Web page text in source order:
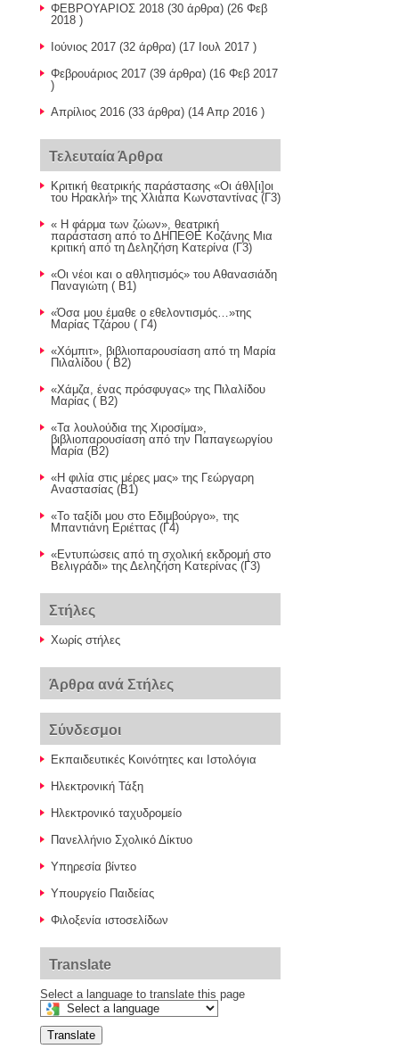
ΦΕΒΡΟΥΑΡΙΟΣ 2018 (30 άρθρα) (26 Φεβ
2018 )
Ιούνιος 2017 (32 άρθρα) (17 Ιουλ 2017 )
Φεβρουάριος 2017 (39 άρθρα) (16 Φεβ 2017
)
Απρίλιος 2016 (33 άρθρα) (14 Απρ 2016 )
Τελευταία Άρθρα
Κριτική θεατρικής παράστασης «Οι άθλ[ι]οι
του Ηρακλή» της Χλιάπα Κωνσταντίνας (Γ3)
« Η φάρμα των ζώων», θεατρική
παράσταση από το ΔΗΠΕΘΕ Κοζάνης Μια
κριτική από τη Δεληζήση Κατερίνα (Γ3)
«Οι νέοι και ο αθλητισμός» του Αθανασιάδη
Παναγιώτη ( Β1)
«Όσα μου έμαθε ο εθελοντισμός…»της
Μαρίας Τζάρου ( Γ4)
«Χόμπιτ», βιβλιοπαρουσίαση από τη Μαρία
Πιλαλίδου ( Β2)
«Χάμζα, ένας πρόσφυγας» της Πιλαλίδου
Μαρίας ( Β2)
«Τα λουλούδια της Χιροσίμα»,
βιβλιοπαρουσίαση από την Παπαγεωργίου
Μαρία (Β2)
«Η φιλία στις μέρες μας» της Γεώργαρη
Αναστασίας (Β1)
«Το ταξίδι μου στο Εδιμβούργο», της
Μπαντιάνη Εριέττας (Γ4)
«Εντυπώσεις από τη σχολική εκδρομή στο
Βελιγράδι» της Δεληζήση Κατερίνας (Γ3)
Στήλες
Χωρίς στήλες
Άρθρα ανά Στήλες
Σύνδεσμοι
Εκπαιδευτικές Κοινότητες και Ιστολόγια
Ηλεκτρονική Τάξη
Ηλεκτρονικό ταχυδρομείο
Πανελλήνιο Σχολικό Δίκτυο
Υπηρεσία βίντεο
Υπουργείο Παιδείας
Φιλοξενία ιστοσελίδων
Translate
Select a language to translate this page
Translate